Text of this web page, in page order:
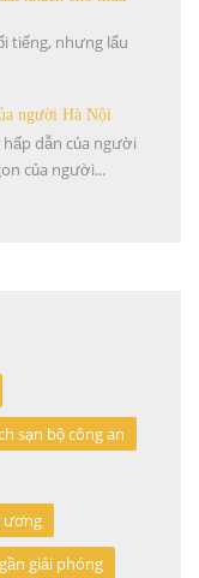
tiếng, nhưng lẩu
người Hà Nội
dẫn của người
của người...
sạn bộ công an
ương
giải phóng